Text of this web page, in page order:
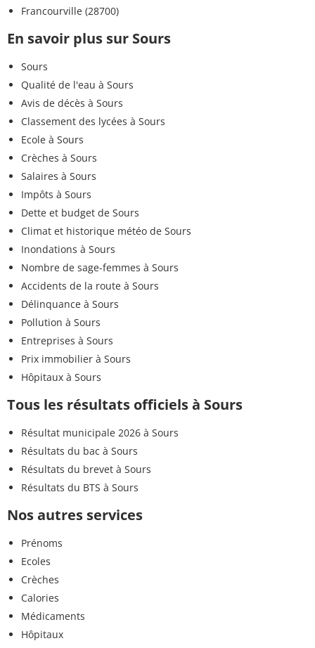
Francourville (28700)
En savoir plus sur Sours
Sours
Qualité de l'eau à Sours
Avis de décès à Sours
Classement des lycées à Sours
Ecole à Sours
Crèches à Sours
Salaires à Sours
Impôts à Sours
Dette et budget de Sours
Climat et historique météo de Sours
Inondations à Sours
Nombre de sage-femmes à Sours
Accidents de la route à Sours
Délinquance à Sours
Pollution à Sours
Entreprises à Sours
Prix immobilier à Sours
Hôpitaux à Sours
Tous les résultats officiels à Sours
Résultat municipale 2026 à Sours
Résultats du bac à Sours
Résultats du brevet à Sours
Résultats du BTS à Sours
Nos autres services
Prénoms
Ecoles
Crèches
Calories
Médicaments
Hôpitaux